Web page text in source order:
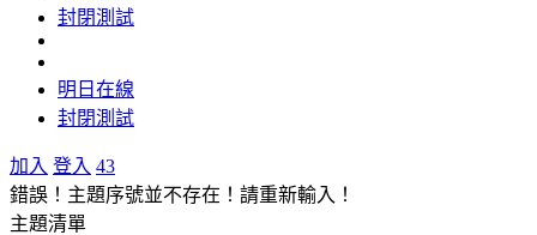
封閉測試
明日在線
封閉測試
加入 登入 43
錯誤！主題序號並不存在！請重新輸入！
主題清單